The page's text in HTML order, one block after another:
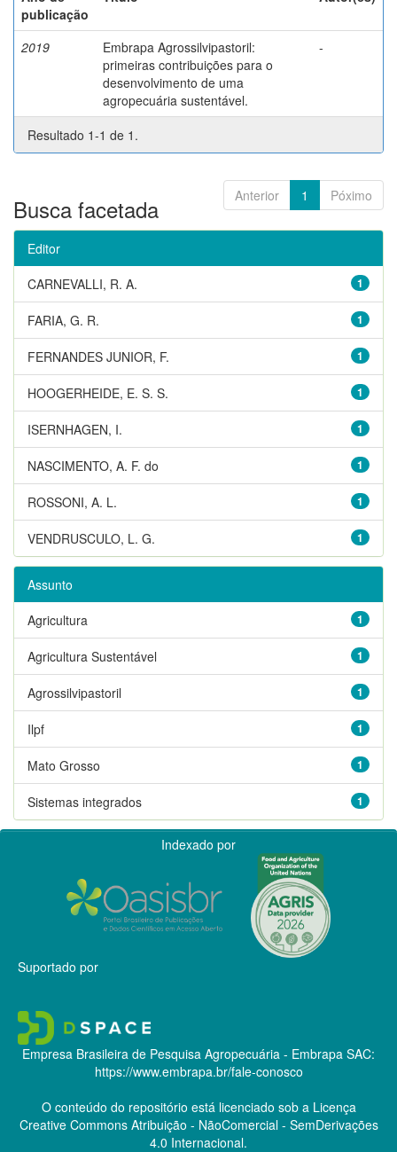
publicação
2019
Embrapa Agrossilvipastoril:
primeiras contribuições para o
desenvolvimento de uma
agropecuária sustentável.
-
Resultado 1-1 de 1.
Anterior 1 Póximo
Busca facetada
Editor
1
CARNEVALLI, R. A.
1
FARIA, G. R.
1
FERNANDES JUNIOR, F.
1
HOOGERHEIDE, E. S. S.
1
ISERNHAGEN, I.
1
NASCIMENTO, A. F. do
1
ROSSONI, A. L.
1
VENDRUSCULO, L. G.
Assunto
1
Agricultura
1
Agricultura Sustentável
1
Agrossilvipastoril
1
Ilpf
1
Mato Grosso
1
Sistemas integrados
Indexado por
Suportado por
Empresa Brasileira de Pesquisa Agropecuária - Embrapa SAC:
https://www.embrapa.br/fale-conosco
O conteúdo do repositório está licenciado sob a Licença
Creative CommonsAtribuição - NãoComercial - SemDerivações
4.0 Internacional.